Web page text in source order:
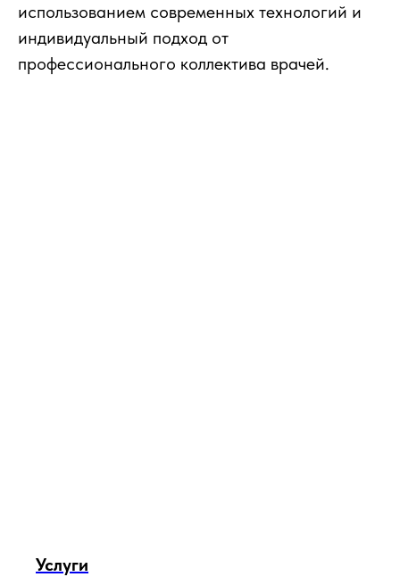
использованием современных технологий и
индивидуальный подход от
профессионального коллектива врачей.
Услуги